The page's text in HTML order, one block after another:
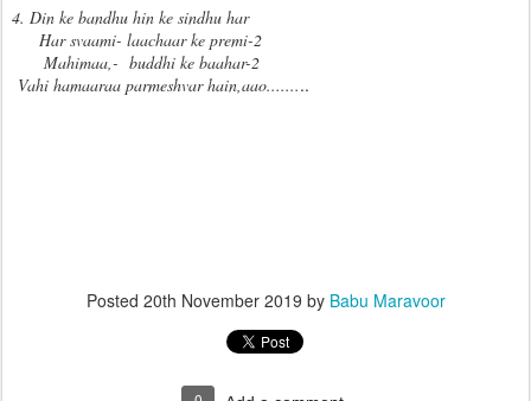
4. Din ke bandhu hin ke sindhu har
Har svaami- laachaar ke premi-2
Mahimaa,- buddhi ke baahar-2
Vahi hamaaraa parmeshvar hain,aao.........
Posted 20th November 2019 by Babu Maravoor